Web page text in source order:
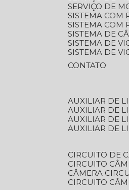
SERVIÇO DE
SISTEMA
SISTEMA
SISTEMA DE
SISTEMA DE
SISTEMA DE
CONTATO
AUXILIAR DE
AUXILIAR DE
AUXILIAR DE
AUXILIAR DE
CIRCUITO DE
CIRCUITO
CÂMERA
CIRCUITO